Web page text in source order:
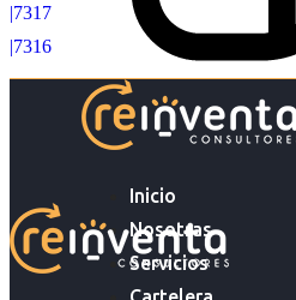
Inicio
Nosotras
Servicios
|7317
|7316